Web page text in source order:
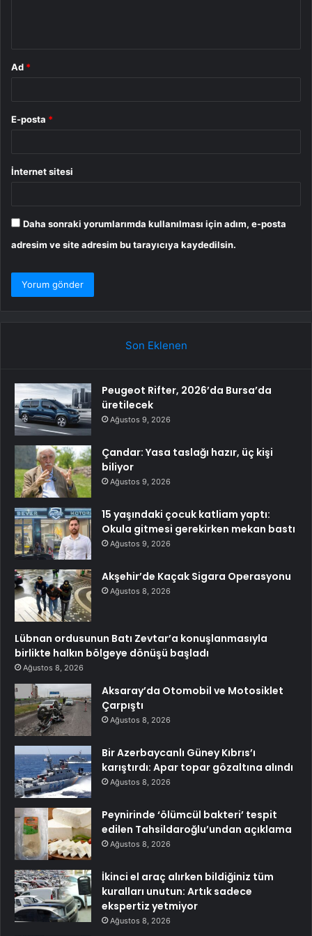
Ad *
E-posta *
İnternet sitesi
Daha sonraki yorumlarımda kullanılması için adım, e-posta
adresim ve site adresim bu tarayıcıya kaydedilsin.
Son Eklenen
Peugeot Rifter, 2026’da Bursa’da
üretilecek
Ağustos 9, 2026
Çandar: Yasa taslağı hazır, üç kişi
biliyor
Ağustos 9, 2026
15 yaşındaki çocuk katliam yaptı:
Okula gitmesi gerekirken mekan bastı
Ağustos 9, 2026
Akşehir’de Kaçak Sigara Operasyonu
Ağustos 8, 2026
Lübnan ordusunun Batı Zevtar’a konuşlanmasıyla
birlikte halkın bölgeye dönüşü başladı
Ağustos 8, 2026
Aksaray’da Otomobil ve Motosiklet
Çarpıştı
Ağustos 8, 2026
Bir Azerbaycanlı Güney Kıbrıs’ı
karıştırdı: Apar topar gözaltına alındı
Ağustos 8, 2026
Peynirinde ‘ölümcül bakteri’ tespit
edilen Tahsildaroğlu’undan açıklama
Ağustos 8, 2026
İkinci el araç alırken bildiğiniz tüm
kuralları unutun: Artık sadece
ekspertiz yetmiyor
Ağustos 8, 2026